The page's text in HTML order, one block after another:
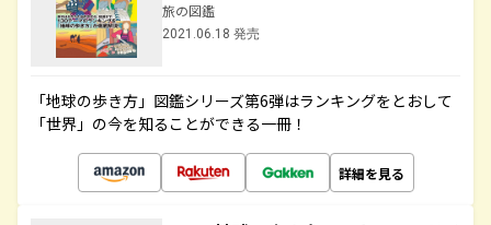
旅の図鑑
2021.06.18 発売
「地球の歩き方」図鑑シリーズ第6弾はランキングをとおして
「世界」の今を知ることができる一冊！
詳細を見る